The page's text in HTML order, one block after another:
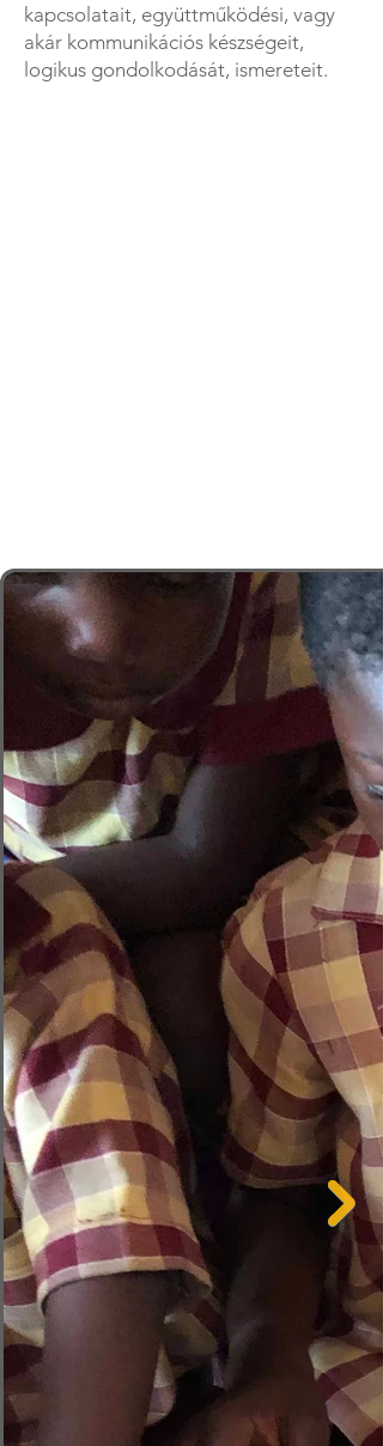
kapcsolatait, együttműködési, vagy
akár kommunikációs készségeit,
logikus gondolkodását, ismereteit.